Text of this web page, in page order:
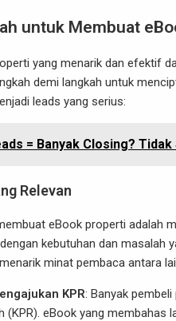
untuk Membuat
yang menarik dan efektif
demi langkah untuk
leads yang serius:
= Banyak Closing?
Relevan
eBook properti adalah
kebutuhan dan
minat pembaca antara
KPR: Banyak
(KPR). eBook yang